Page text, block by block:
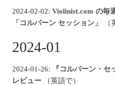
2024-02-02: Violinist.com の毎
「コルバーン セッション」
（
2024-01
2024-01-26:
『コルバーン・
レビュー （英語で）